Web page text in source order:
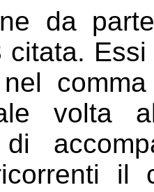
da
citata.
nel
volta
di
il